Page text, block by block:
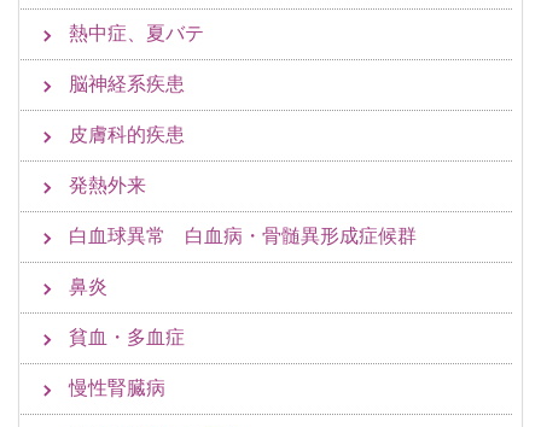
熱中症、夏バテ
脳神経系疾患
皮膚科的疾患
発熱外来
白血球異常 白血病・骨髄異形成症候群
鼻炎
貧血・多血症
慢性腎臓病